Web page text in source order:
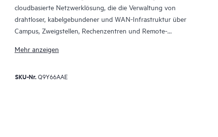
cloudbasierte Netzwerklösung, die die Verwaltung von
drahtloser, kabelgebundener und WAN-Infrastruktur über
Campus, Zweigstellen, Rechenzentren und Remote-
integrierten, KI-gestützten Analysen und intelligenten
eine proaktive Überwachung der Netzwerkleistung, für die
Mehr anzeigen
SKU-Nr.Q9Y66AAE